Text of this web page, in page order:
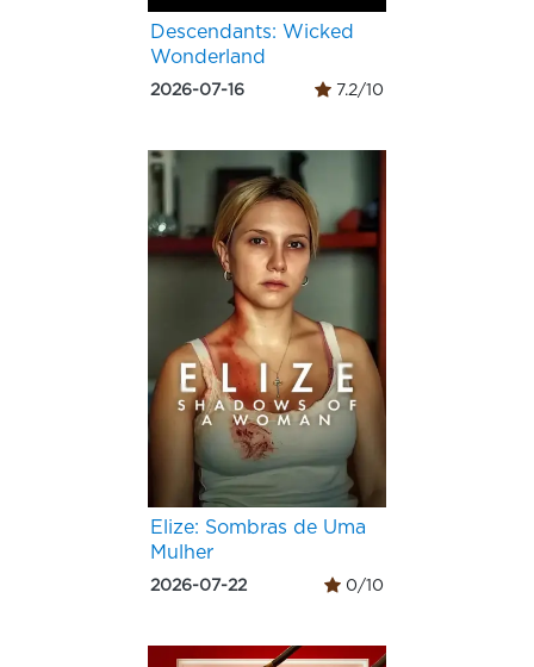
Descendants: Wicked
Wonderland
2026-07-16 7.2/10
Elize: Sombras de Uma
Mulher
2026-07-22 0/10